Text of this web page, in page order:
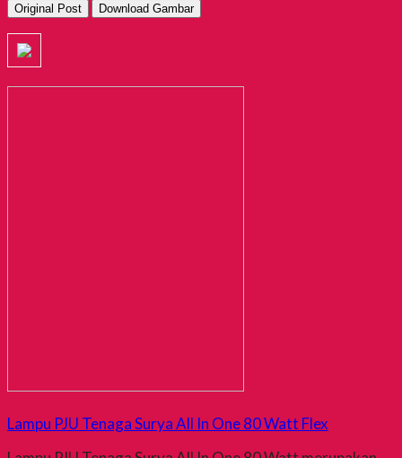
Original Post Download Gambar
Lampu PJU Tenaga Surya All In One 80 Watt Flex